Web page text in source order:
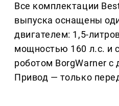
Все комплектации
выпуска оснащены
двигателем: 1,5-
мощностью 160 л.с. и
роботом BorgWarner
Привод — только